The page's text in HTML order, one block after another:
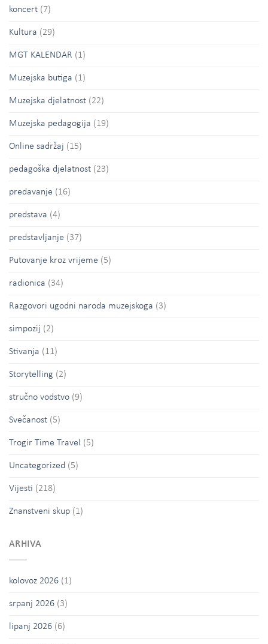
koncert (7)
Kultura (29)
MGT KALENDAR (1)
Muzejska butiga (1)
Muzejska djelatnost (22)
Muzejska pedagogija (19)
Online sadržaj (15)
pedagoška djelatnost (23)
predavanje (16)
predstava (4)
predstavljanje (37)
Putovanje kroz vrijeme (5)
radionica (34)
Razgovori ugodni naroda muzejskoga (3)
simpozij (2)
Stivanja (11)
Storytelling (2)
stručno vodstvo (9)
Svečanost (5)
Trogir Time Travel (5)
Uncategorized (5)
Vijesti (218)
Znanstveni skup (1)
ARHIVA
kolovoz 2026 (1)
srpanj 2026 (3)
lipanj 2026 (6)